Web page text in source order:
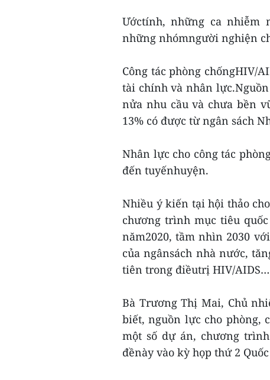
Ướctính, những ca nhiễm
những nhómngười nghiện
Công tác phòng chốngHIV/
tài chính và nhân
nửa nhu cầu và chưa bền
13% có được từ ngân sách
Nhân lực cho công tác
đến tuyếnhuyện.
Nhiều ý kiến tại hội thảo
chương trình mục tiêu
năm2020, tầm nhìn 2030
của ngânsách nhà nước,
tiên trong điềutrị HIV/AIDS…
Bà Trương Thị Mai, Chủ
biết, nguồn lực cho phòng,
một số dự án, chương
đềnày vào kỳ họp thứ 2